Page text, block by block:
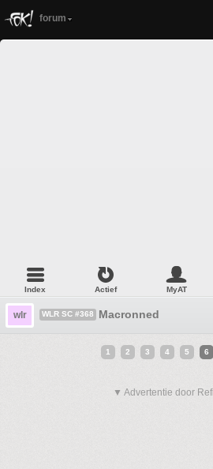
forum
Index Actief MyAT
wlr WLR SC #368 Macronned
1 2 3 4 5 6
▼ Advertentie door